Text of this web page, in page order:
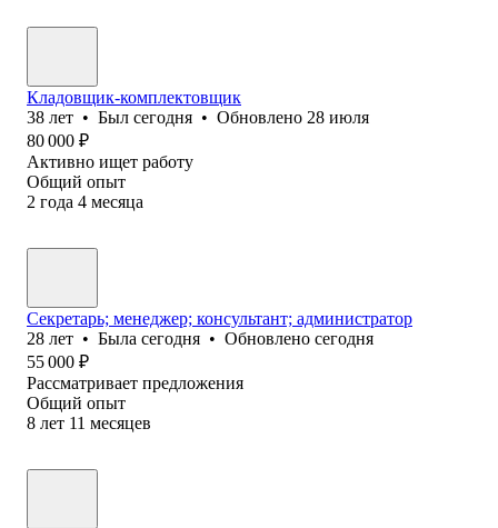
Кладовщик-комплектовщик
38 лет • Был сегодня • Обновлено 28 июля
80 000 ₽
Активно ищет работу
Общий опыт
2 года 4 месяца
Секретарь; менеджер; консультант; администратор
28 лет • Была сегодня • Обновлено сегодня
55 000 ₽
Рассматривает предложения
Общий опыт
8 лет 11 месяцев